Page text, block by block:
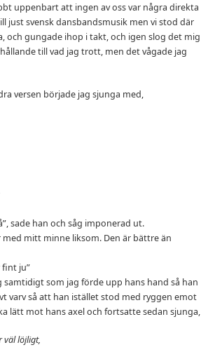
uppenbart att ingen av oss var några direkta
just svensk dansbandsmusik men vi stod där
och gungade ihop i takt, och igen slog det mig
till vad jag trott, men det vågade jag
versen började jag sjunga med,
sade han och såg imponerad ut.
med mitt minne liksom. Den är bättre än
fint ju”
samtidigt som jag förde upp hans hand så han
varv så att han istället stod med ryggen emot
lätt mot hans axel och fortsatte sedan sjunga,
väl löjligt,